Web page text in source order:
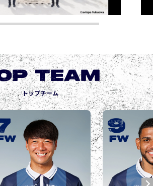
TEAM
トップチーム
城後 寿
JOGO Hisashi
10
FW